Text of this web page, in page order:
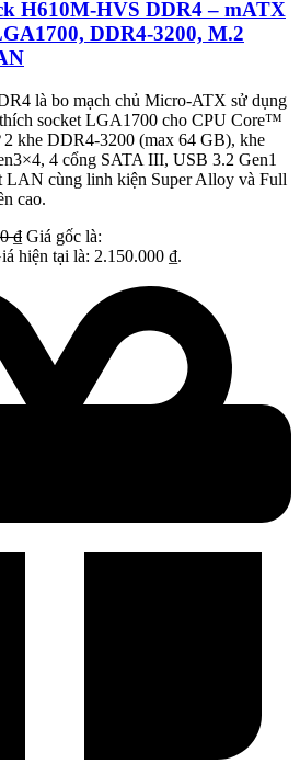
H610M-HVS DDR4 – mATX
DDR4-3200, M.2
là bo mạch chủ Micro-ATX sử dụng
socket LGA1700 cho CPU Core™
2 khe DDR4-3200 (max 64 GB), khe
4 cổng SATA III, USB 3.2 Gen1
cùng linh kiện Super Alloy và Full
cao.
₫ Giá gốc là:
hiện tại là: 2.150.000 ₫.